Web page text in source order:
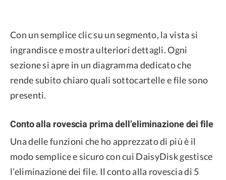
Con un semplice clic su un segmento, la vista si
ingrandisce e mostra ulteriori dettagli. Ogni
sezione si apre in un diagramma dedicato che
rende subito chiaro quali sottocartelle e file sono
presenti.
Conto alla rovescia prima dell’eliminazione dei file
Una delle funzioni che ho apprezzato di più è il
modo semplice e sicuro con cui DaisyDisk gestisce
l’eliminazione dei file. Il conto alla rovescia di 5